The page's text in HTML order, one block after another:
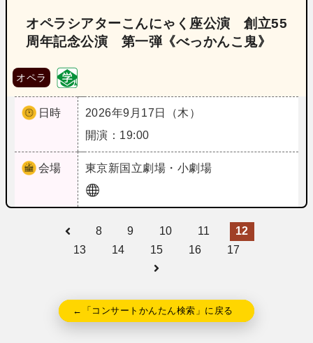
オペラシアターこんにゃく座公演 創立55
周年記念公演 第一弾《べっかんこ鬼》
オペラ
日時
2026年9月17日（木）
開演：19:00
会場 東京新国立劇場・小劇場
8 9 10 11
12
13
14 15 16 17
←「コンサートかんたん検索」に戻る